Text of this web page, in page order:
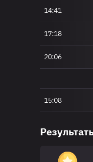
14:41
17:18
20:06
15:08